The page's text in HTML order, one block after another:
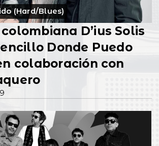
(Hard/Blues)
D’ius Solis
Donde Puedo
colaboración con